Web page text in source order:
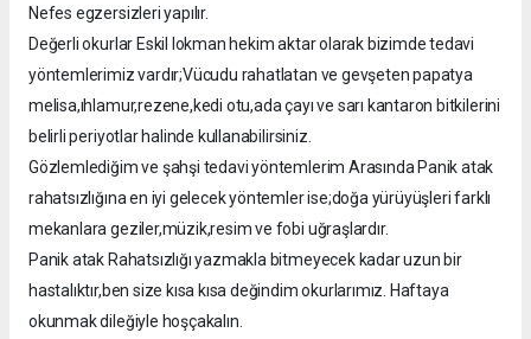
Nefes egzersizleri yapılır.
Değerli okurlar Eskil lokman hekim aktar olarak bizimde tedavi
yöntemlerimiz vardır;Vücudu rahatlatan ve gevşeten papatya
melisa,ıhlamur,rezene,kedi otu,ada çayı ve sarı kantaron bitkilerini
belirli periyotlar halinde kullanabilirsiniz.
Gözlemlediğim ve şahşi tedavi yöntemlerim Arasında Panik atak
rahatsızlığına en iyi gelecek yöntemler ise;doğa yürüyüşleri farklı
mekanlara geziler,müzik,resim ve fobi uğraşlardır.
Panik atak Rahatsızlığı yazmakla bitmeyecek kadar uzun bir
hastalıktır,ben size kısa kısa değindim okurlarımız. Haftaya
okunmak dileğiyle hoşçakalın.